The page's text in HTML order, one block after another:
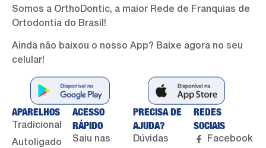
Somos a OrthoDontic, a maior Rede de Franquias de
Ortodontia do Brasil!
Ainda não baixou o nosso App? Baixe agora no seu
celular!
APARELHOS
Tradicional
Autoligado
ACESSO
RÁPIDO
Saiu nas
PRECISA DE
AJUDA?
Dúvidas
REDES
SOCIAIS
Facebook